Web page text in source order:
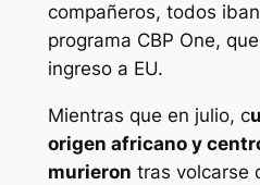
compañeros, todos
programa CBP One,
ingreso a EU.
Mientras que en julio, c
origen africano y
murieron tras volcarse